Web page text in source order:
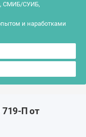
СМИБ/СУИБ,
и наработками
П от